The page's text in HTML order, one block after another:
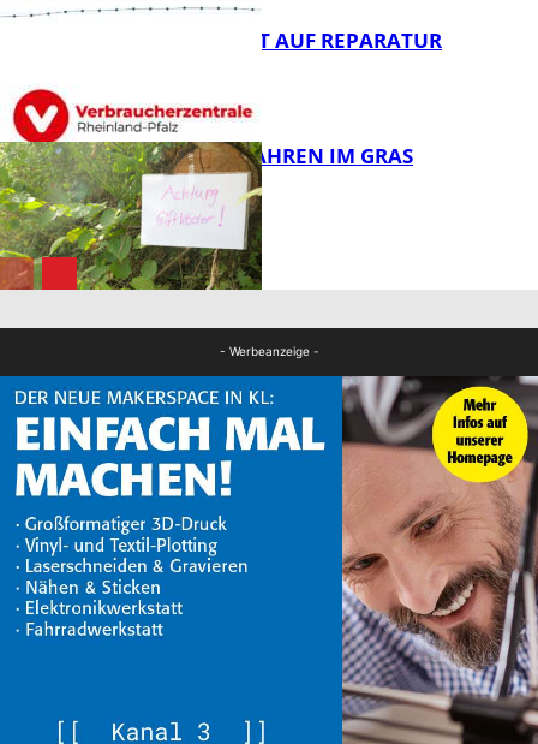
FB News
FB News
NEUES RECHT AUF REPARATUR
GIFTIGE GEFAHREN IM GRAS
- Werbeanzeige -